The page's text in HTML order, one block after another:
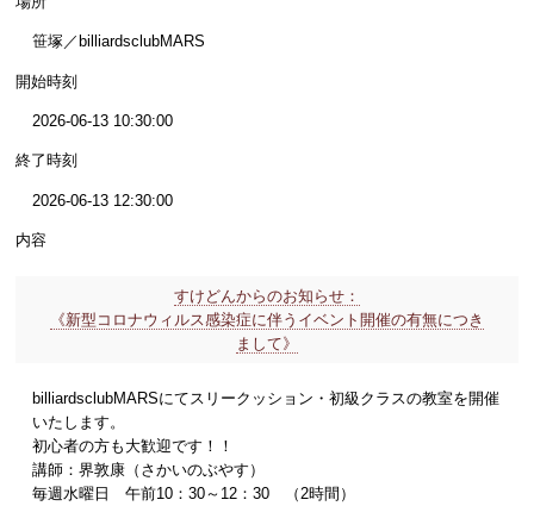
笹塚／billiardsclubMARS
開始時刻
2026-06-13 10:30:00
終了時刻
2026-06-13 12:30:00
内容
すけどんからのお知らせ：
《新型コロナウィルス感染症に伴うイベント開催の有無につき
まして》
billiardsclubMARSにてスリークッション・初級クラスの教室を開催
いたします。
初心者の方も大歓迎です！！
講師：界敦康（さかいのぶやす）
毎週水曜日 午前10：30～12：30 （2時間）